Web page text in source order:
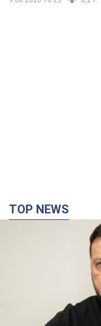
"Війна буде все
Зеленський про
Україні, важливі
Понад 300 тисяч
154,1 т.
"Вкрай прикро":